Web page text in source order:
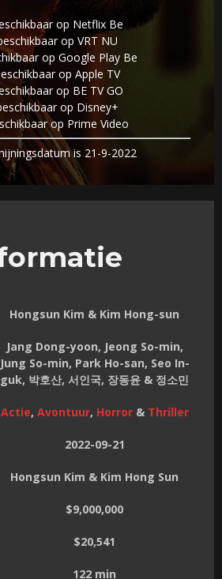
op Netflix Be
op VRT NU
op Google Play Be
op Apple TV
op BE TV GO
op Disney+
op Prime Video
is 21-9-2022
Hongsun Kim & Kim Hong-sun
Jang Dong-yoon, Jeong So-min,
Jung So-min, Park Ho-san, Seo In-
guk, 박호산, 서인국, 장동윤 & 정소민
Actie, Avontuur, Horror& Thriller
2022-09-21
Hongsun Kim & Kim Hong Sun
$9,000,000
$20,541
122 min